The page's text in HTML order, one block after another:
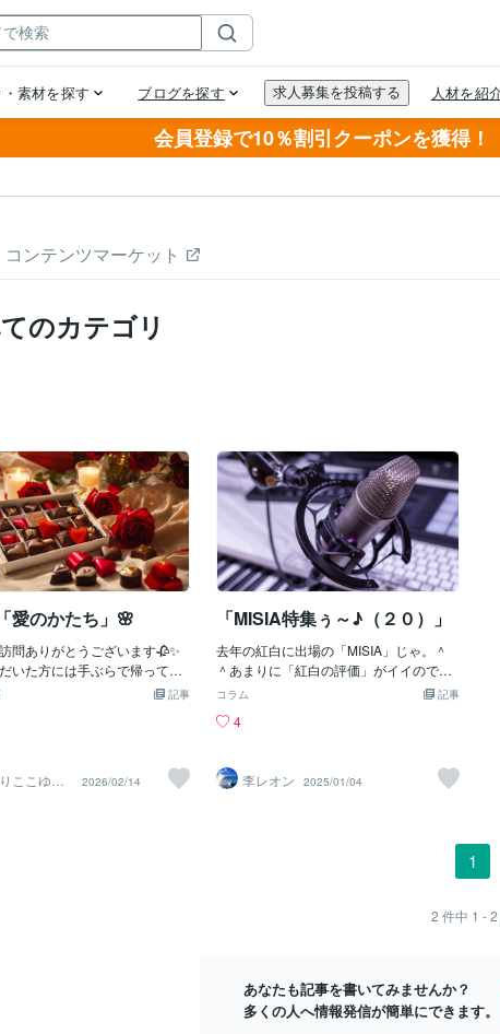
会員登録で10％割引クーポンを獲得！
コンテンツマーケット
のカテゴリ
愛のかたち」🌸
問ありがとうございます🥀✨
いた方には手ぶらで帰って欲
愛情精神でblogをお届けし
˚✧₊⁎💖⁎⁺˳✧༚˚✧₊⁎💖⁎⁺˳✧༚
グリーン）（メンバーのHIDE
の「愛のかたち」は、胸
記事
ここゆら
癒しタイ
2026/02/14
「MISIA特集ぅ～♪（２０）」
去年の紅白に出場の「MISIA」じゃ。＾
＾あまりに「紅白の評価」がイイので、
ボクも「あと乗せサクサク」じゃ。ど？
のっかっちゃったぁ～♪ウキウキうっき
の辺で「おふざけ」はおしまいじゃ。
（＾＾；ボクはあまり「MISIA」は聞か
しゃろ！いろいろあった「NHK」さんじ
「誤報道？」しないこっちゃ！メっ！さ
て、では早速聴こうかなっと。（＾＾；i
love misia of japan singer.she is very fam
記事
コラム
4
李レオン 2025/01/04
1
2 件中 1 - 2
あなたも記事を書いてみませんか？
多くの人へ情報発信が簡単にできます。